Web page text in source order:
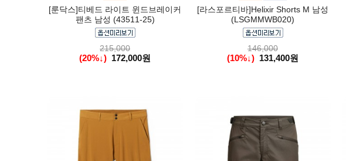
[룬닥스]티베드 라이트 윈드브레이커
팬츠 남성 (43511-25)
215,000
(20%↓) 172,000원
[라스포르티바]Helixir Shorts M 남성
(LSGMMWB020)
146,000
(10%↓) 131,400원